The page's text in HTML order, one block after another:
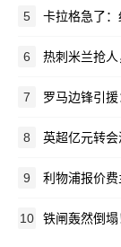
5 卡拉格急了：红
6 热刺米兰抢
7 罗马边锋引援
8 英超亿元转会
9 利物浦报价
10 铁闸轰然倒塌